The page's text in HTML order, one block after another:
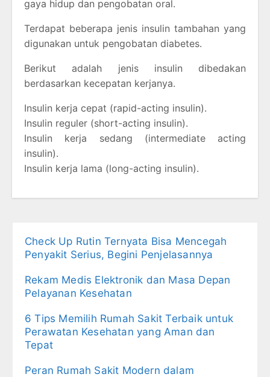
gaya hidup dan pengobatan oral.
Terdapat beberapa jenis insulin tambahan yang
digunakan untuk pengobatan diabetes.
Berikut adalah jenis insulin dibedakan
berdasarkan kecepatan kerjanya.
Insulin kerja cepat (rapid-acting insulin).
Insulin reguler (short-acting insulin).
Insulin kerja sedang (intermediate acting
insulin).
Insulin kerja lama (long-acting insulin).
Check Up Rutin Ternyata Bisa Mencegah
Penyakit Serius, Begini Penjelasannya
Rekam Medis Elektronik dan Masa Depan
Pelayanan Kesehatan
6 Tips Memilih Rumah Sakit Terbaik untuk
Perawatan Kesehatan yang Aman dan
Tepat
Peran Rumah Sakit Modern dalam